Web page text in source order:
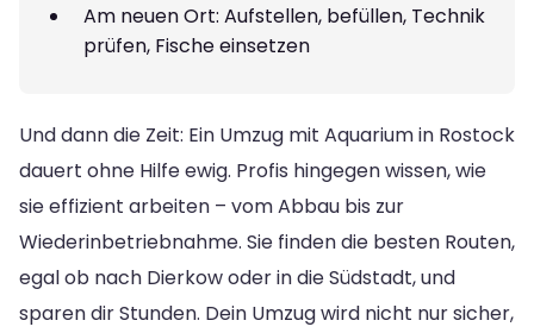
Am neuen Ort: Aufstellen, befüllen, Technik
prüfen, Fische einsetzen
Und dann die Zeit: Ein Umzug mit Aquarium in Rostock
dauert ohne Hilfe ewig. Profis hingegen wissen, wie
sie effizient arbeiten – vom Abbau bis zur
Wiederinbetriebnahme. Sie finden die besten Routen,
egal ob nach Dierkow oder in die Südstadt, und
sparen dir Stunden. Dein Umzug wird nicht nur sicher,